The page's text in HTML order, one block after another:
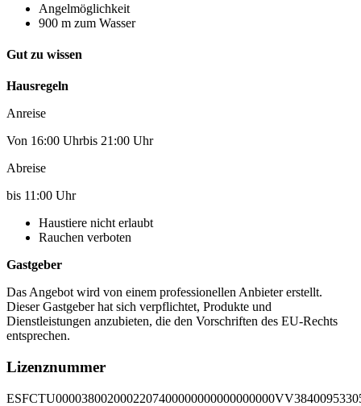
Angelmöglichkeit
900 m zum Wasser
Gut zu wissen
Hausregeln
Anreise
Von 16:00 Uhrbis 21:00 Uhr
Abreise
bis 11:00 Uhr
Haustiere nicht erlaubt
Rauchen verboten
Gastgeber
Das Angebot wird von einem professionellen Anbieter erstellt.
Dieser Gastgeber hat sich verpflichtet, Produkte und
Dienstleistungen anzubieten, die den Vorschriften des EU-Rechts
entsprechen.
Lizenznummer